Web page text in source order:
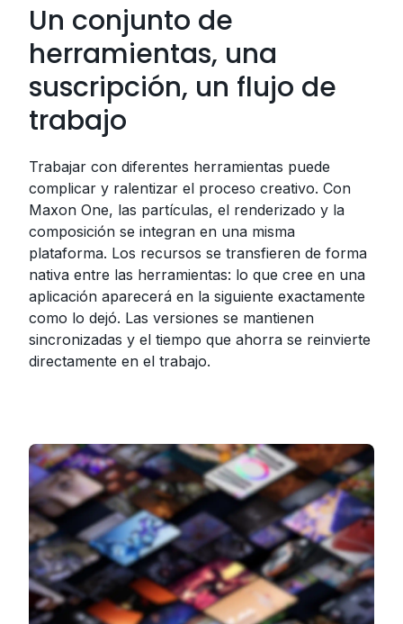
Un conjunto de
herramientas, una
suscripción, un flujo de
trabajo
Trabajar con diferentes herramientas puede
complicar y ralentizar el proceso creativo. Con
Maxon One, las partículas, el renderizado y la
composición se integran en una misma
plataforma. Los recursos se transfieren de forma
nativa entre las herramientas: lo que cree en una
aplicación aparecerá en la siguiente exactamente
como lo dejó. Las versiones se mantienen
sincronizadas y el tiempo que ahorra se reinvierte
directamente en el trabajo.